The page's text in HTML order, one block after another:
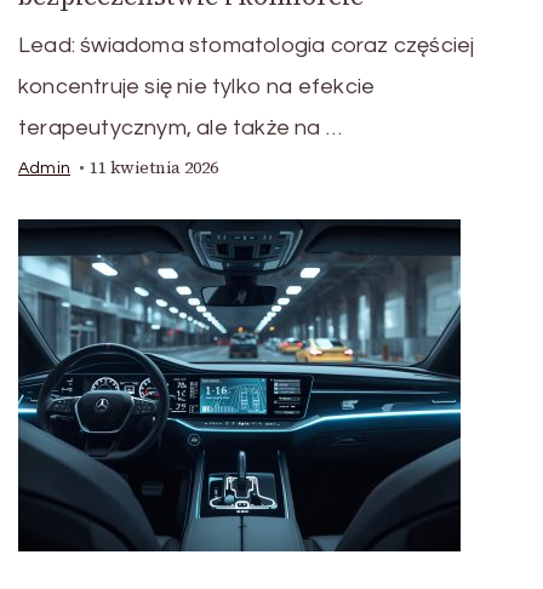
Lead: świadoma stomatologia coraz częściej
koncentruje się nie tylko na efekcie
terapeutycznym, ale także na …
Admin 11 kwietnia 2026